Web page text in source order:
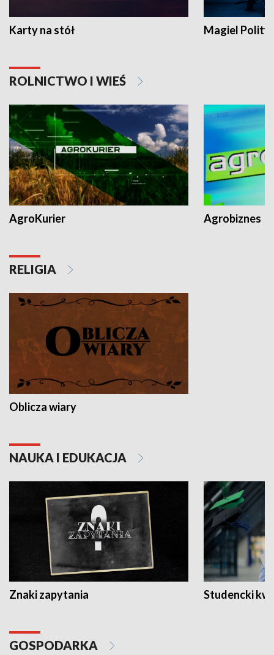
Karty na stół Magiel
ROLNICTWO I WIEŚ
AgroKurier Agrobiznes
RELIGIA
Oblicza wiary
NAUKA I EDUKACJA
Znaki zapytania Studencki
GOSPODARKA